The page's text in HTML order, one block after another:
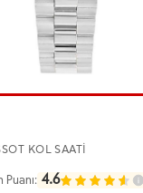
KOL SAATİ
Puanı: 4.6